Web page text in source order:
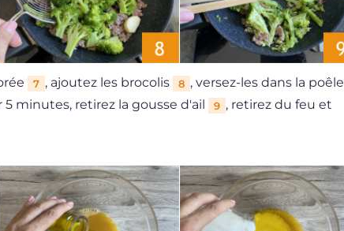
7 , ajoutez les brocolis 8 , versez-les dans la poêle
5 minutes, retirez la gousse d'ail
9 , retirez du feu et